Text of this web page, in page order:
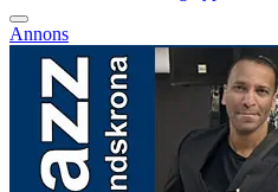
Annons